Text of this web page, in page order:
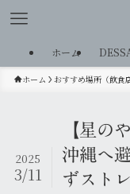
ホーム
ホーム おすすめ場所（飲食
【星のや
沖縄へ
ずスト
2025
3/11